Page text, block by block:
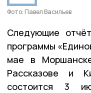
Фото: Павел Васильев
Следующие
программы
мае в
Рассказове и
состоится 3